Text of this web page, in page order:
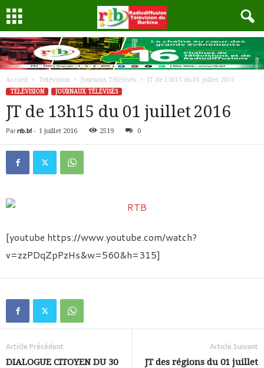
Accueil Télévision Journaux Télévisés
JT de 13h15 du 01 juillet 2016
TÉLÉVISION
JOURNAUX TÉLÉVISÉS
JT de 13h15 du 01 juillet 2016
Par rtb.bf- 1 juillet 2016 2519 0
[youtube https://www.youtube.com/watch?
v=zzPDqZpPzHs&w=560&h=315]
Article Précédent
DIALOGUE CITOYEN DU 30
Article Suivant
JT des régions du 01 juillet